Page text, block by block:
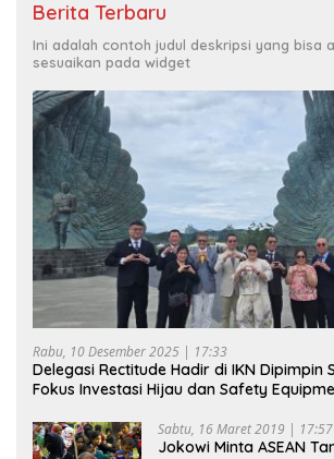
Berita Terbaru
Ini adalah contoh judul deskripsi yang bisa
sesuaikan pada widget
Rabu, 10 Desember 2025 | 17:33
Delegasi Rectitude Hadir di IKN Dipimpin
Fokus Investasi Hijau dan Safety
Sabtu, 16 Maret 2019 | 17:57
Jokowi Minta ASEAN